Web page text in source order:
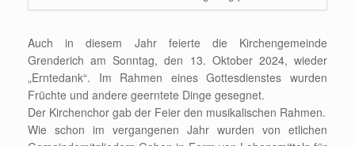
Auch in diesem Jahr feierte die Kirchengemeinde
Grenderich am Sonntag, den 13. Oktober 2024, wieder
„Erntedank“. Im Rahmen eines Gottesdienstes wurden
Früchte und andere geerntete Dinge gesegnet.
Der Kirchenchor gab der Feier den musikalischen Rahmen.
Wie schon im vergangenen Jahr wurden von etlichen